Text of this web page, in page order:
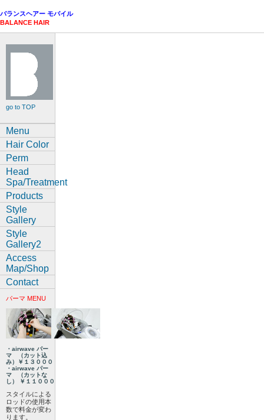
バランスヘアー モバイル
BALANCE HAIR
go to TOP
Menu
Hair Color
Perm
Head
Spa/Treatment
Products
Style
Gallery
Style
Gallery2
Access
Map/Shop
Contact
パーマ MENU
・airwave パー
マ （カット込
み）￥１３０００
・airwave パー
マ （カットな
し） ￥１１０００
スタイルによる
ロッドの使用本
数で料金が変わ
ります。